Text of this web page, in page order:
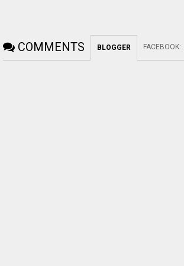
COMMENTS BLOGGER FACEBOOK: